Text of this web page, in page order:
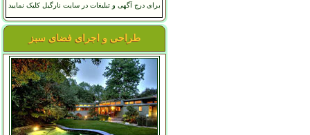
برای درج آگهی و تبلیغات در سایت نارگیل کلیک نمایید
طراحی و اجرای فضای سبز